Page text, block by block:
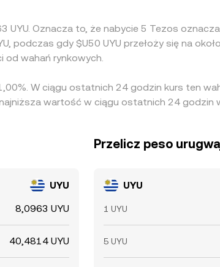
Oznacza to, że nabycie 5 Tezos
podczas gdy $U50 UYU przełoży się na
od wahań rynkowych.
W ciągu ostatnich 24 godzin kurs ten
wartość w ciągu ostatnich 24 godzin
UYU
8,0963 UYU
40,4814 UYU
Przelicz peso
UYU
1 UYU
5 UYU